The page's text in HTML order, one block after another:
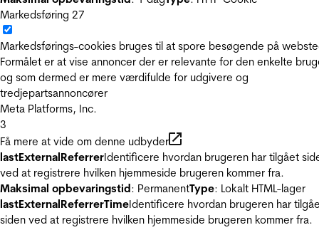
Markedsføring 27
Markedsførings-cookies bruges til at spore besøgende på
Formålet er at vise annoncer der er relevante for den enkelte
og som dermed er mere værdifulde for udgivere og
tredjepartsannoncører
Meta Platforms, Inc.
3
Få mere at vide om denne udbyder
lastExternalReferrerIdentificere hvordan brugeren har tilgået
ved at registrere hvilken hjemmeside brugeren kommer fra.
Maksimal opbevaringstid: PermanentType: Lokalt HTML-lager
lastExternalReferrerTimeIdentificere hvordan brugeren har
siden ved at registrere hvilken hjemmeside brugeren kommer fra.